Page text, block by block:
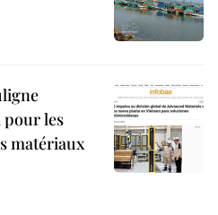
pour les
matériaux